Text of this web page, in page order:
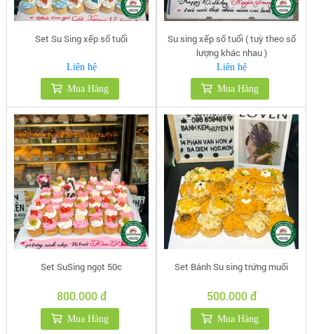
Set Su Sing xếp số tuổi
Liên hệ
Mua Hàng
Su sing xếp số tuổi ( tuỳ theo số
lượng khác nhau )
Liên hệ
Mua Hàng
Set SuSing ngọt 50c
800.000 đ
Mua Hàng
Set Bánh Su sing trứng muối
500.000 đ
Mua Hàng